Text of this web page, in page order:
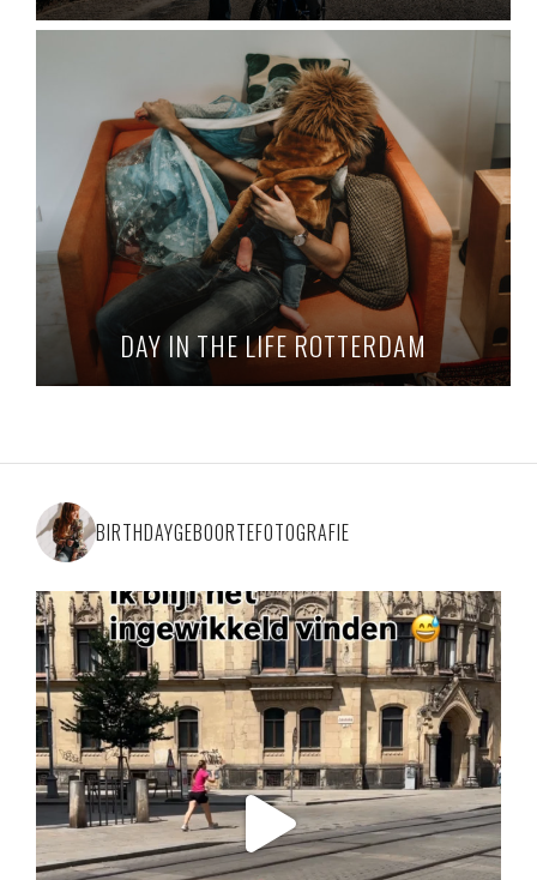
DAY IN THE LIFE ROTTERDAM
BIRTHDAYGEBOORTEFOTOGRAFIE